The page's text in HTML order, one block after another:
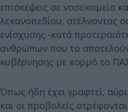
επισκέψεις σε νοσοκομεία
λεκανοπεδίου, στέλνοντας
ενίσχυσης -κατά
ανθρώπων που το
κυβέρνησης με κορμό το
Όπως ήδη έχει γραφτεί,
και οι προβολείς